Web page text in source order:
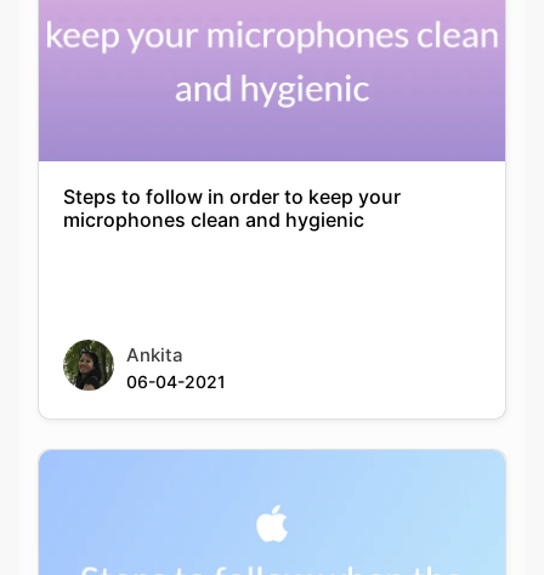
Steps to follow in order to keep your
microphones clean and hygienic
Ankita
06-04-2021